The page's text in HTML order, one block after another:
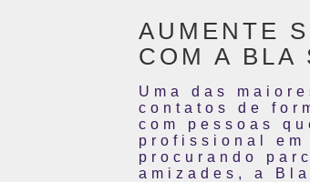
AUMENTE
COM A BLA
Uma das
contatos de
com pessoas
profissional em
procurando
amizades, a